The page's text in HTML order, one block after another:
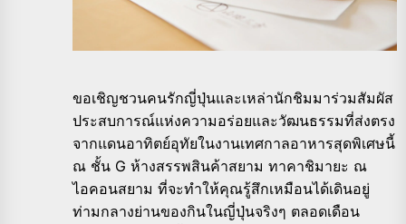
ขอเชิญชวนคนรักญี่ปุ่นและเหล่านักชิมมาร่วมสัมผัส
ประสบการณ์แห่งความอร่อยและวัฒนธรรมที่ส่งตรง
จากแดนอาทิตย์อุทัยในงานเทศกาลอาหารสุดพิเศษนี้
ณ ชั้น G ห้างสรรพสินค้าสยาม ทาคาชิมายะ ณ
ไอคอนสยาม ที่จะทำให้คุณรู้สึกเหมือนได้เดินอยู่
ท่ามกลางย่านของกินในญี่ปุ่นจริงๆ ตลอดเดือน